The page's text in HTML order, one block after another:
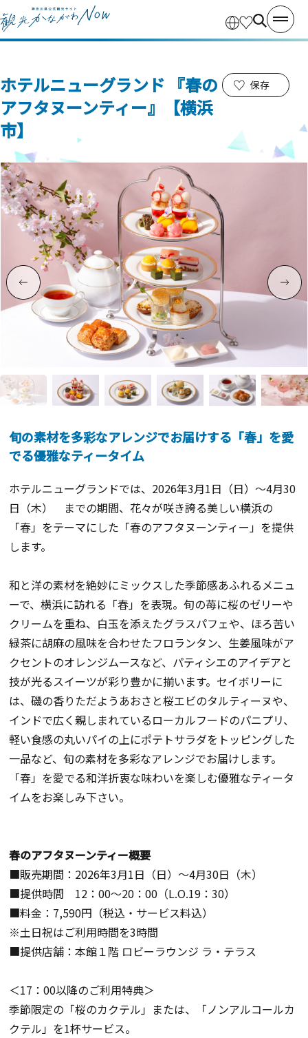
ホテルニューグランド 『春の
アフタヌーンティー』【横浜
市】
保存
旬の素材を多彩なアレンジでお届けする「春」を愛
でる優雅なティータイム
ホテルニューグランドでは、2026年3月1日（日）～4月30
日（木） までの期間、花々が咲き誇る美しい横浜の
「春」をテーマにした「春のアフタヌーンティー」を提供
します。
和と洋の素材を絶妙にミックスした季節感あふれるメニュ
ーで、横浜に訪れる「春」を表現。旬の苺に桜のゼリーや
クリームを重ね、白玉を添えたグラスパフェや、ほろ苦い
緑茶に胡麻の風味を合わせたフロランタン、生姜風味がア
クセントのオレンジムースなど、パティシエのアイデアと
技が光るスイーツが彩り豊かに揃います。セイボリーに
は、磯の香りただようあおさと桜エビのタルティーヌや、
インドで広く親しまれているローカルフードのパニプリ、
軽い食感の丸いパイの上にポテトサラダをトッピングした
一品など、旬の素材を多彩なアレンジでお届けします。
「春」を愛でる和洋折衷な味わいを楽しむ優雅なティータ
イムをお楽しみ下さい。
春のアフタヌーンティー概要
■販売期間：2026年3月1日（日）～4月30日（木）
■提供時間 12：00～20：00（L.O.19：30）
■料金：7,590円（税込・サービス料込）
※土日祝はご利用時間を3時間
■提供店舗：本館１階 ロビーラウンジ ラ・テラス
＜17：00以降のご利用特典＞
季節限定の「桜のカクテル」または、「ノンアルコールカ
クテル」を1杯サービス。